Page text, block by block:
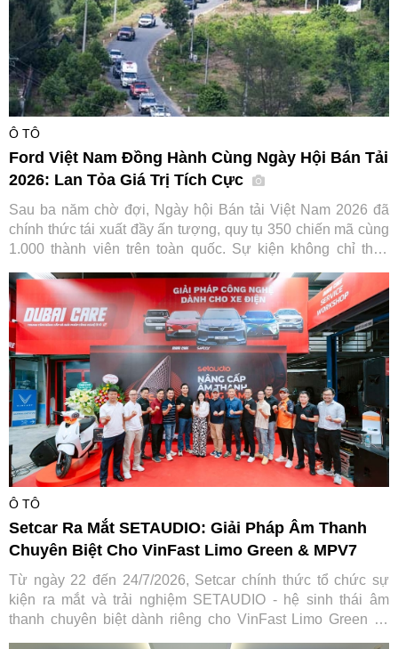
Ô TÔ
Ford Việt Nam Đồng Hành Cùng Ngày Hội Bán Tải
2026: Lan Tỏa Giá Trị Tích Cực
Sau ba năm chờ đợi, Ngày hội Bán tải Việt Nam 2026 đã
chính thức tái xuất đầy ấn tượng, quy tụ 350 chiến mã cùng
1.000 thành viên trên toàn quốc. Sự kiện không chỉ thỏa
Việt Nam trong hành trình gắn kết và lan tỏa giá trị tích cực
cho cộng đồng.
Ô TÔ
Setcar Ra Mắt SETAUDIO: Giải Pháp Âm Thanh
Chuyên Biệt Cho VinFast Limo Green & MPV7
Từ ngày 22 đến 24/7/2026, Setcar chính thức tổ chức sự
kiện ra mắt và trải nghiệm SETAUDIO - hệ sinh thái âm
thanh chuyên biệt dành riêng cho VinFast Limo Green và